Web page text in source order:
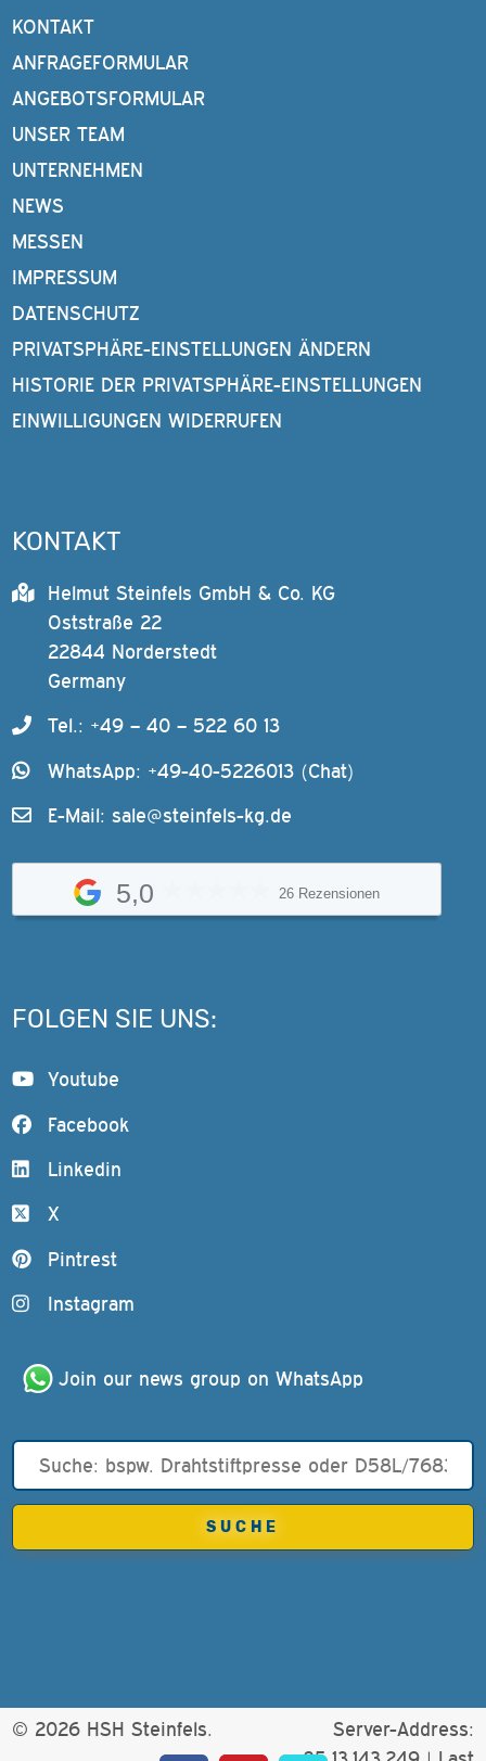
KONTAKT
ANFRAGEFORMULAR
ANGEBOTSFORMULAR
UNSER TEAM
UNTERNEHMEN
NEWS
MESSEN
IMPRESSUM
DATENSCHUTZ
PRIVATSPHÄRE-EINSTELLUNGEN ÄNDERN
HISTORIE DER PRIVATSPHÄRE-EINSTELLUNGEN
EINWILLIGUNGEN WIDERRUFEN
KONTAKT
Helmut Steinfels GmbH & Co. KG
Oststraße 22
22844 Norderstedt
Germany
Tel.: +49 – 40 – 522 60 13
WhatsApp: +49-40-5226013 (Chat)
E-Mail: sale@steinfels-kg.de
5,0 26 Rezensionen
FOLGEN SIE UNS:
Youtube
Facebook
Linkedin
X
Pintrest
Instagram
Join our news group on WhatsApp
© 2026 HSH Steinfels.
Server-Address: